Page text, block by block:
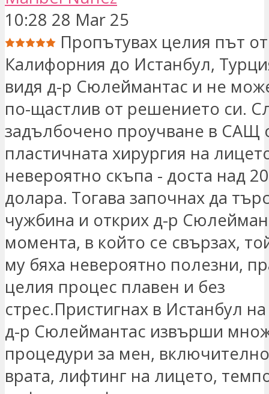
10:28 28 Mar 25
Пропътувах целия път от
Калифорния до Истанбул,
видя д-р Сюлеймантас и не
по-щастлив от решението си.
задълбочено проучване в САЩ
пластичната хирургия на
невероятно скъпа - доста над
долара. Тогава започнах да
чужбина и открих д-р
момента, в който се свързах,
му бяха невероятно полезни,
целия процес плавен и без
стрес.Пристигнах в Истанбул
д-р Сюлеймантас извърши
процедури за мен,
врата, лифтинг на лицето,